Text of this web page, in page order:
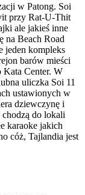
w Patong. Soi
przy Rat-U-Thit
ale jakieś inne
na Beach Road
jeden kompleks
barów mieści
Kata Center. W
uliczka Soi 11
ustawionych w
dziewczynę i
do lokali
karaoke jakich
cóż, Tajlandia jest